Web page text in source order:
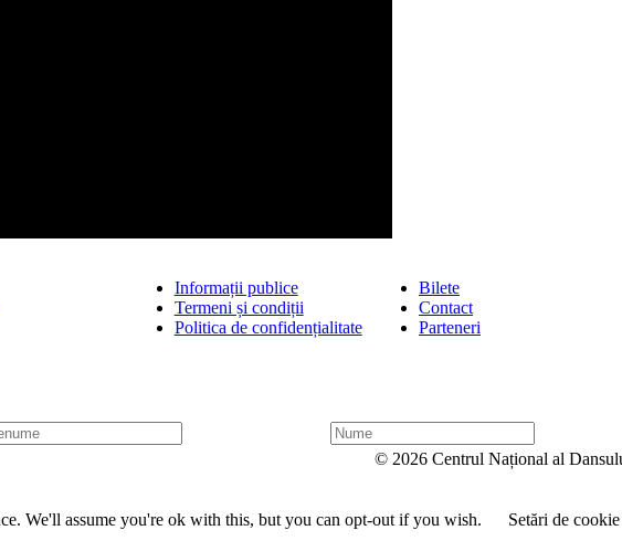
Informații publice
Termeni și condiții
Politica de confidențialitate
Bilete
Contact
Parteneri
N
u
© 2026 Centrul Național al
We'll assume you're ok with this, but you can opt-out if you wish. Setări de cookie